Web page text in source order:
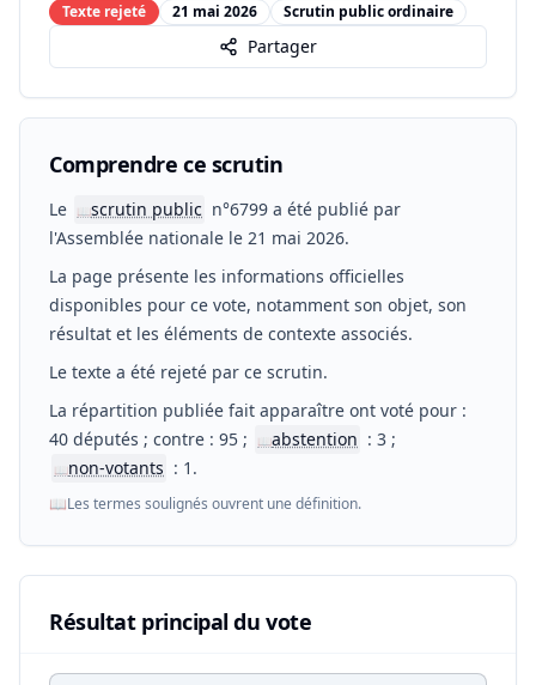
Texte rejeté 21 mai 2026 Scrutin public ordinaire
Partager
Comprendre ce scrutin
Le 📖scrutin public n°6799 a été publié par
l'Assemblée nationale le 21 mai 2026.
La page présente les informations officielles
disponibles pour ce vote, notamment son objet, son
résultat et les éléments de contexte associés.
Le texte a été rejeté par ce scrutin.
La répartition publiée fait apparaître ont voté pour :
40 députés ; contre : 95 ;
📖abstention : 3 ;
📖non-votants : 1.
📖Les termes soulignés ouvrent une définition.
Résultat principal du vote